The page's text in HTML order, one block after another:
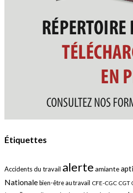
Étiquettes
Accidents du travail alerte amiante
Nationale bien-être au travail CFE-CGC CGT